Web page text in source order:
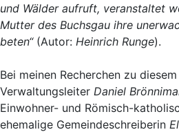
und Wälder aufruft, veranstaltet
Mutter des Buchsgau ihre
beten“ (Autor: Heinrich Runge).
Bei meinen Recherchen zu
Verwaltungsleiter Daniel
Einwohner- und Römisch-
ehemalige Gemeindeschreiberin